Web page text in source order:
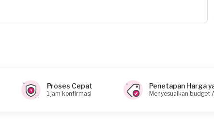
Proses Cepat
1 jam konfirmasi
Penetapan Harga
Menyesuaikan budget